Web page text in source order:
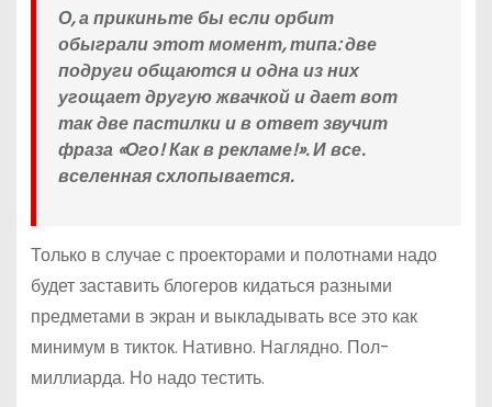
О, а прикиньте бы если орбит
обыграли этот момент, типа: две
подруги общаются и одна из них
угощает другую жвачкой и дает вот
так две пастилки и в ответ звучит
фраза «Ого! Как в рекламе!». И все.
вселенная схлопывается.
Только в случае с проекторами и полотнами надо
будет заставить блогеров кидаться разными
предметами в экран и выкладывать все это как
минимум в тикток. Нативно. Наглядно. Пол-
миллиарда. Но надо тестить.